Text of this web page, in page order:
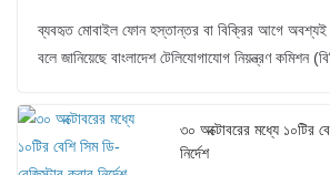
ব্যবহৃত মোবাইল ফোন হস্তান্তর বা বিক্রির আগে অবশ্যই
বলে জানিয়েছে বাংলাদেশ টেলিযোগাযোগ নিয়ন্ত্রণ কমিশন
৩০ অক্টোবরের মধ্যে ১০টির
নির্দেশ